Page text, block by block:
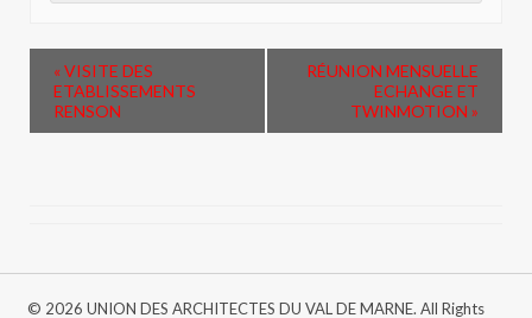
«VISITE DES
ETABLISSEMENTS
RENSON
RÉUNION MENSUELLE
ECHANGE ET
TWINMOTION »
© 2026 UNION DES ARCHITECTES DU VAL DE MARNE. All Rights